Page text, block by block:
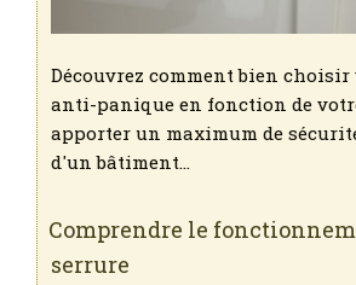
Découvrez comment bien
anti-panique en fonction de
apporter un maximum de
d'un bâtiment…
Comprendre le
serrure